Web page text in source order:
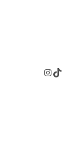
Instagram TikTok